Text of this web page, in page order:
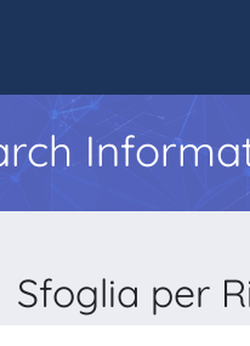
Sfoglia per